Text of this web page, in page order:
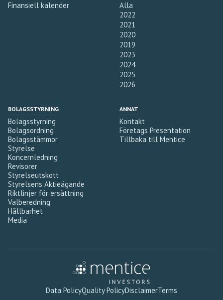
Finansiell kalender
Alla
2022
2021
2020
2019
2023
2024
2025
2026
BOLAGSSTYRNING
Bolagsstyrning
Bolagsordning
Bolagsstämmor
Styrelse
Koncernledning
Revisorer
Styrelseutskott
Styrelsens Aktieägande
Riktlinjer för ersättning
Valberedning
Hållbarhet
Media
ANNAT
Kontakt
Företags Presentation
Tillbaka till Mentice
Data PolicyQuality PolicyDisclaimerTerms